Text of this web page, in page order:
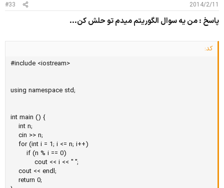
2014/2/11
#33
پاسخ : من يه سوال الگوريتم ميدم تو حلش كن...
کد:
#include <iostream>
using namespace std;
int main () {